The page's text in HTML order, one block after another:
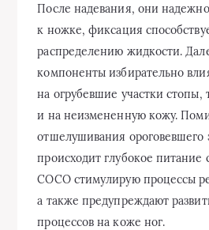
После надевания, они
к ножке, фиксация
распределению жидкости.
компоненты избирательно
на огрубевшие участки стопы,
и на неизмененную кожу.
отшелушивания ороговевшего
происходит глубокое питание
СОСО стимулирую процессы
а также предупреждают
процессов на коже ног.